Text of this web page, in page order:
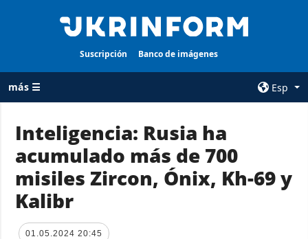
Suscripción Banco de imágenes
más ☰
Esp
TODAS LAS
CATEGORÍAS
Guerra
Reconstrucción
de Ucrania
AGENCIA
sobre la agencia
Inteligencia: Rusia ha
acumulado más de 700
misiles Zircon, Ónix, Kh-69 y
Kalibr
01.05.2024 20:45